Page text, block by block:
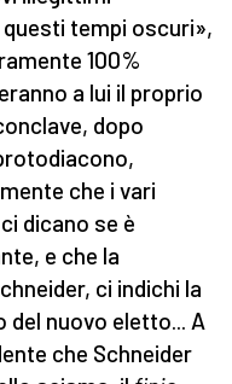
tempi oscuri»,
100%
a lui il proprio
dopo
che i vari
dicano se è
e che la
ci indichi la
nuovo eletto... A
che Schneider